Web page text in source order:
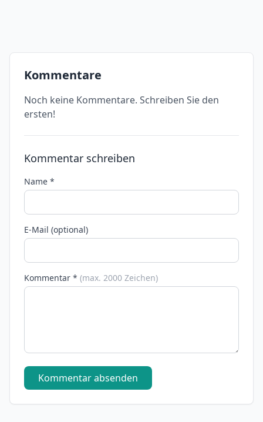
Kommentare
Noch keine Kommentare. Schreiben Sie den
ersten!
Kommentar schreiben
Name *
E-Mail (optional)
Kommentar * (max. 2000 Zeichen)
Kommentar absenden